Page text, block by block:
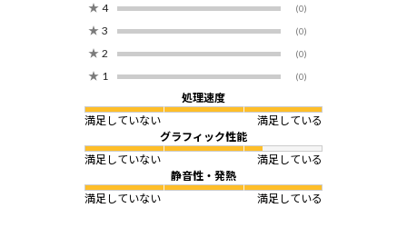
★ 4 (0)
★ 3 (0)
★ 2 (0)
★ 1 (0)
処理速度
満足していない
満足している
グラフィック性能
満足していない
満足している
静音性・発熱
満足していない
満足している